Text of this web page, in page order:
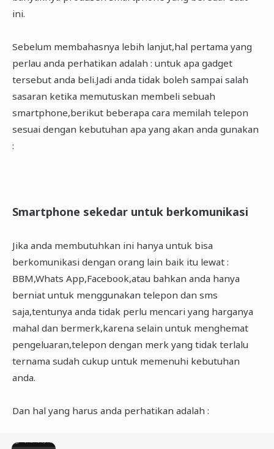
ini.
Sebelum membahasnya lebih lanjut,hal pertama yang
perlau anda perhatikan adalah : untuk apa gadget
tersebut anda beli.Jadi anda tidak boleh sampai salah
sasaran ketika memutuskan membeli sebuah
smartphone,berikut beberapa cara memilah telepon
sesuai dengan kebutuhan apa yang akan anda gunakan
:
Smartphone sekedar untuk berkomunikasi
Jika anda membutuhkan ini hanya untuk bisa
berkomunikasi dengan orang lain baik itu lewat :
BBM,Whats App,Facebook,atau bahkan anda hanya
berniat untuk menggunakan telepon dan sms
saja,tentunya anda tidak perlu mencari yang harganya
mahal dan bermerk,karena selain untuk menghemat
pengeluaran,telepon dengan merk yang tidak terlalu
ternama sudah cukup untuk memenuhi kebutuhan
anda.
Dan hal yang harus anda perhatikan adalah :